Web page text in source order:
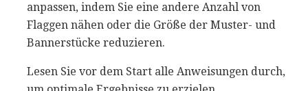
anpassen, indem Sie eine andere Anzahl von
Flaggen nähen oder die Größe der Muster- und
Bannerstücke reduzieren.
Lesen Sie vor dem Start alle Anweisungen durch,